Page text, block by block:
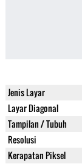
Jenis Layar
Layar Diagonal
Tampilan / Tubuh
Resolusi
Kerapatan Piksel